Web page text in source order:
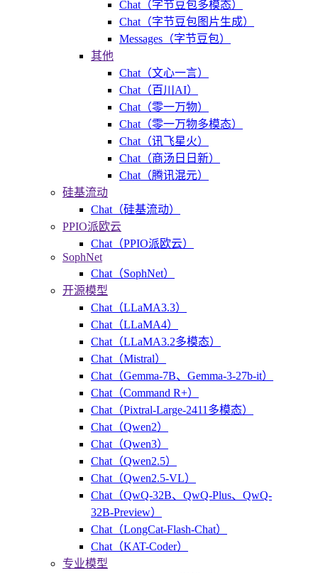
Chat（字节豆包多模态）
Chat（字节豆包图片生成）
Messages（字节豆包）
其他
Chat（文心一言）
Chat（百川AI）
Chat（零一万物）
Chat（零一万物多模态）
Chat（讯飞星火）
Chat（商汤日日新）
Chat（腾讯混元）
硅基流动
Chat（硅基流动）
PPIO派欧云
Chat（PPIO派欧云）
SophNet
Chat（SophNet）
开源模型
Chat（LLaMA3.3）
Chat（LLaMA4）
Chat（LLaMA3.2多模态）
Chat（Mistral）
Chat（Gemma-7B、Gemma-3-27b-it）
Chat（Command R+）
Chat（Pixtral-Large-2411多模态）
Chat（Qwen2）
Chat（Qwen3）
Chat（Qwen2.5）
Chat（Qwen2.5-VL）
Chat（QwQ-32B、QwQ-Plus、QwQ-
32B-Preview）
Chat（LongCat-Flash-Chat）
Chat（KAT-Coder）
专业模型